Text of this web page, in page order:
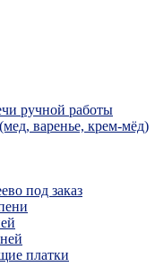
ручной работы
варенье, крем-мёд)
под заказ
платки